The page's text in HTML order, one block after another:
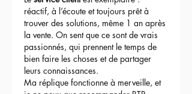
réactif, à l’écoute et toujours prêt à
trouver des solutions, même 1 an après
la vente. On sent que ce sont de vrais
passionnés, qui prennent le temps de
bien faire les choses et de partager
leurs connaissances.
Ma réplique fonctionne à merveille, et